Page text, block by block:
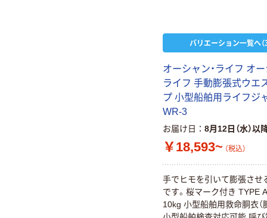
バリエーション一覧へ（
オーシャン・ライフ オ
ライフ 手動膨張式ウエ
プ 小型船舶用ライフジ
WR-3
お届け日 8月12日（水）以
￥18,593~ （税込）
手でヒモを引いて膨張させ
です。桜マーク付き TYPE
10kg 小型船舶用救命胴衣（